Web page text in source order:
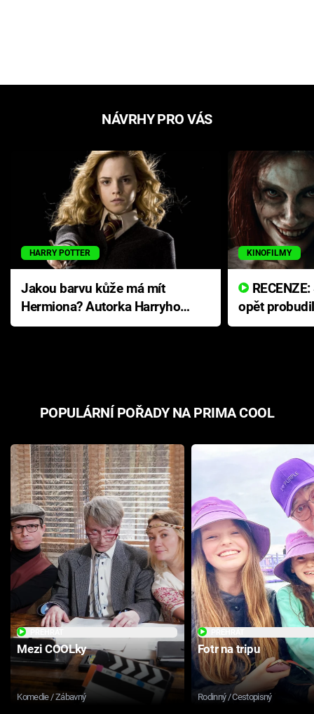
NÁVRHY PRO VÁS
HARRY POTTER
Jakou barvu kůže má mít
Hermiona? Autorka Harryho
Pottera přišla s ráznou
KINOFILMY
opět
přichází s
POPULÁRNÍ POŘADY NA PRIMA COOL
Mezi COOLky
Komedie / Zábavný
Fotr na tripu
Rodinný / Cestopisný